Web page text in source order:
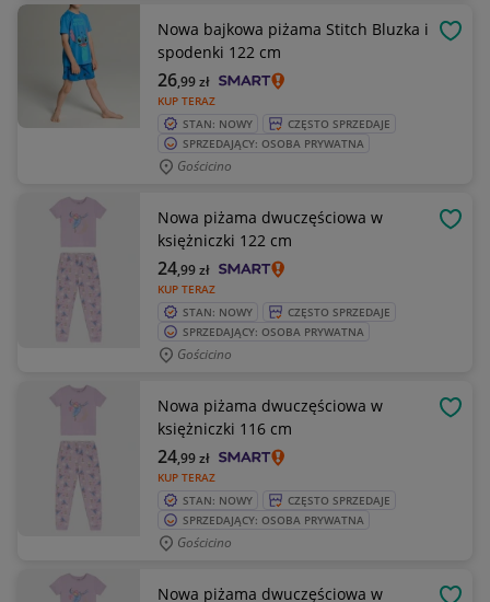
Nowa bajkowa piżama Stitch Bluzka i
spodenki 122 cm
KUP TERAZ
26,99zł
STAN: NOWY
CZĘSTO SPRZEDAJE
SPRZEDAJĄCY: OSOBA PRYWATNA
Gościcino
Nowa piżama dwuczęściowa w
księżniczki 122 cm
KUP TERAZ
24,99zł
STAN: NOWY
CZĘSTO SPRZEDAJE
SPRZEDAJĄCY: OSOBA PRYWATNA
Gościcino
Nowa piżama dwuczęściowa w
księżniczki 116 cm
KUP TERAZ
24,99zł
STAN: NOWY
CZĘSTO SPRZEDAJE
SPRZEDAJĄCY: OSOBA PRYWATNA
Gościcino
Nowa piżama dwuczęściowa w